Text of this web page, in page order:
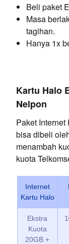
Beli paket
Masa
tagihan.
Hanya 1x
Kartu Halo
Nelpon
Paket
bisa dibeli
menambah
kuota
Internet
Kartu Halo
Ekstra
Kuota
20GB +